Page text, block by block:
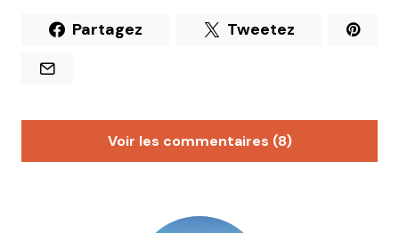
Partagez Tweetez
Voir les commentaires (8)
Manque : « De picoler, tu n’arrêteras pas » ?